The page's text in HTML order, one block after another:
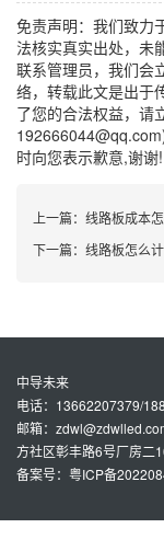
免责声明：我们致力
法核实真实出处，未
联系管理员，我们会
络，转载此文是出于
了您的合法权益，请
时向您表示歉意,谢谢!
上一篇： 线路板成本
下一篇： 线路板怎么
中导未来
电话：13662207379/
邮箱：
方社区彰丰路6号厂房二
备案号：粤ICP备